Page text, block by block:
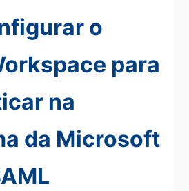
o
para
na
da Microsoft